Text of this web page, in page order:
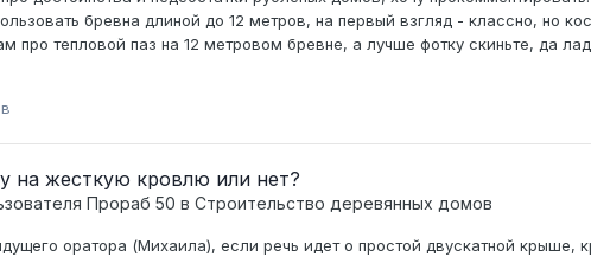
бревна длиной до 12 метров, на первый взгляд - классно, но
про тепловой паз на 12 метровом бревне, а лучше фотку скиньте, да
на жесткую кровлю или нет?
Прораб 50 в Строительство деревянных домов
оратора (Михаила), если речь идет о простой двускатной крыше,